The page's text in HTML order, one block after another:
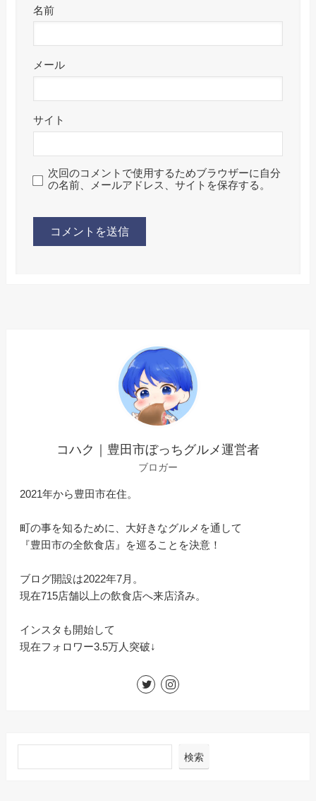
名前
メール
サイト
次回のコメントで使用するためブラウザーに自分
の名前、メールアドレス、サイトを保存する。
コハク｜豊田市ぼっちグルメ運営者
ブロガー
2021年から豊田市在住。
町の事を知るために、大好きなグルメを通して
『豊田市の全飲食店』を巡ることを決意！
ブログ開設は2022年7月。
現在715店舗以上の飲食店へ来店済み。
インスタも開始して
現在フォロワー3.5万人突破↓
検索